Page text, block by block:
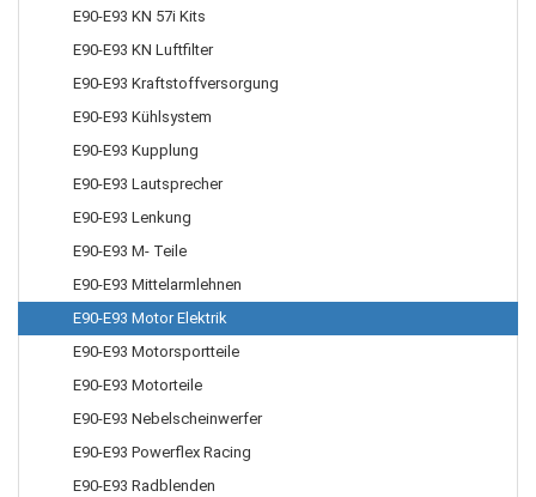
E90-E93 KN 57i Kits
E90-E93 KN Luftfilter
E90-E93 Kraftstoffversorgung
E90-E93 Kühlsystem
E90-E93 Kupplung
E90-E93 Lautsprecher
E90-E93 Lenkung
E90-E93 M- Teile
E90-E93 Mittelarmlehnen
E90-E93 Motor Elektrik
E90-E93 Motorsportteile
E90-E93 Motorteile
E90-E93 Nebelscheinwerfer
E90-E93 Powerflex Racing
E90-E93 Radblenden